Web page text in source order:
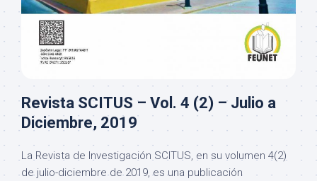
Revista SCITUS – Vol. 4 (2) – Julio a
Diciembre, 2019
La Revista de Investigación SCITUS, en su volumen 4(2)
de julio-diciembre de 2019, es una publicación